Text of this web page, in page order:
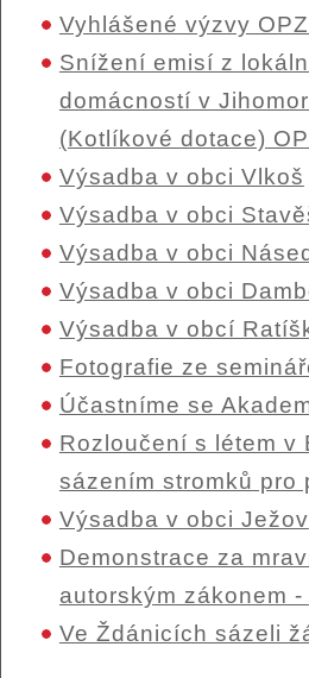
Vyhlášené výzvy
Snížení emisí z
domácností v
(Kotlíkové dotace)
Výsadba v obci Vlkoš
Výsadba v obci
Výsadba v obci
Výsadba v obci
Výsadba v obcí
Fotografie ze
Účastníme se
Rozloučení s létem v
sázením stromků pro
Výsadba v obci Ježov
Demonstrace za
autorským zákonem -
Ve Ždánicích sázeli